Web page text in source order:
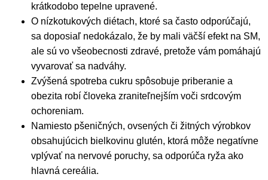
krátkodobo tepelne upravené.
O nízkotukových diétach, ktoré sa často odporúčajú,
sa doposiaľ nedokázalo, že by mali väčší efekt na SM,
ale sú vo všeobecnosti zdravé, pretože vám pomáhajú
vyvarovať sa nadváhy.
Zvýšená spotreba cukru spôsobuje priberanie a
obezita robí človeka zraniteľnejším voči srdcovým
ochoreniam.
Namiesto pšeničných, ovsených či žitných výrobkov
obsahujúcich bielkovinu glutén, ktorá môže negatívne
vplývať na nervové poruchy, sa odporúča ryža ako
hlavná cereália.